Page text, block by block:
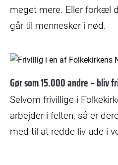
meget mere. Eller forkæl
går til mennesker i nød.
©
Gør som 15.000 andre – bliv
Selvom frivillige i
arbejder i felten, så er
med til at redde liv ude i